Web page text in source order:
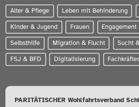
Alter & Pflege Leben mit Behinderung
Kinder & Jugend Frauen
Selbsthilfe Migration & Flucht Sucht
FSJ & BFD Digitalisierung
PARITÄTISCHER Wohlfahrtsverband